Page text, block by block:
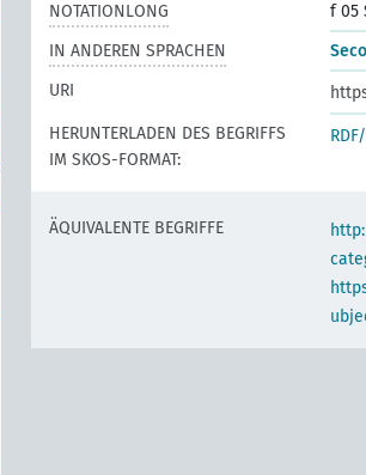
NOTATIONLONG
f 05
IN ANDEREN SPRACHEN
URI
HERUNTERLADEN DES BEGRIFFS
IM SKOS-FORMAT:
ÄQUIVALENTE BEGRIFFE